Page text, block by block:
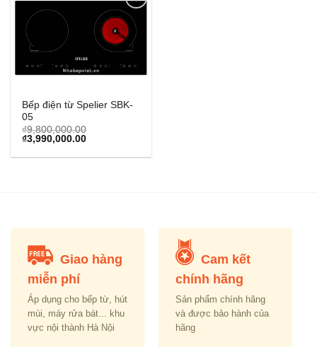
Add to
Wishlist
Bếp điện từ Spelier SBK-
05
₫9,800,000.00
Original
was:
₫3,990,000.00Current
is:
Giao hàng
miễn phí
Áp dụng cho bếp từ, hút
mùi, máy rửa bát... khu
vực nội thành Hà Nội
Cam kết
chính hãng
Sản phẩm chính hãng
và được bảo hành của
hãng